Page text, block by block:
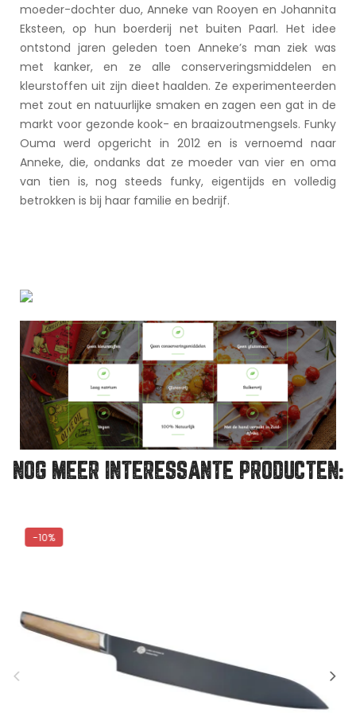
moeder-dochter duo, Anneke van Rooyen en Johannita
Eksteen, op hun boerderij net buiten Paarl. Het idee
ontstond jaren geleden toen Anneke’s man ziek was
met kanker, en ze alle conserveringsmiddelen en
kleurstoffen uit zijn dieet haalden. Ze experimenteerden
met zout en natuurlijke smaken en zagen een gat in de
markt voor gezonde kook- en braaizoutmengsels. Funky
Ouma werd opgericht in 2012 en is vernoemd naar
Anneke, die, ondanks dat ze moeder van vier en oma
van tien is, nog steeds funky, eigentijds en volledig
betrokken is bij haar familie en bedrijf.
NOG MEER INTERESSANTE PRODUCTEN: